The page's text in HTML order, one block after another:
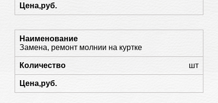
Замена, ремонт молнии на куртке
шт